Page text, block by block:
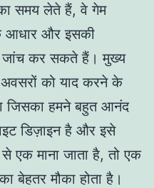
समय लेते हैं, वे गेम
और इसकी
जांच कर सकते हैं। मुख्य
को याद करने के
जिसका हमने बहुत आनंद
डिज़ाइन है और इसे
एक माना जाता है, तो एक
बेहतर मौका होता है।